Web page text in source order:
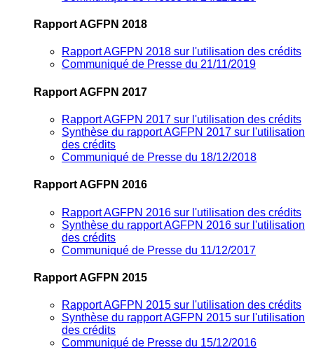
Rapport AGFPN 2018
Rapport AGFPN 2018 sur l'utilisation des crédits
Communiqué de Presse du 21/11/2019
Rapport AGFPN 2017
Rapport AGFPN 2017 sur l'utilisation des crédits
Synthèse du rapport AGFPN 2017 sur l'utilisation
des crédits
Communiqué de Presse du 18/12/2018
Rapport AGFPN 2016
Rapport AGFPN 2016 sur l'utilisation des crédits
Synthèse du rapport AGFPN 2016 sur l'utilisation
des crédits
Communiqué de Presse du 11/12/2017
Rapport AGFPN 2015
Rapport AGFPN 2015 sur l'utilisation des crédits
Synthèse du rapport AGFPN 2015 sur l'utilisation
des crédits
Communiqué de Presse du 15/12/2016